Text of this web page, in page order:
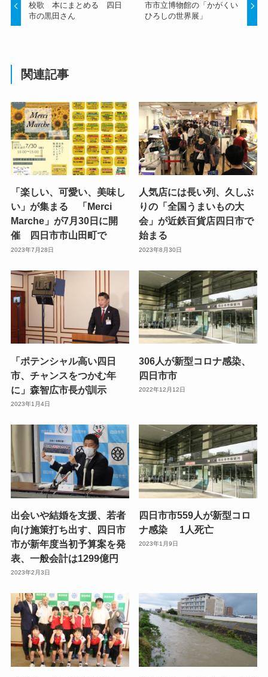
校歌 本にまとめる 四日
市の黒田さん
市市立博物館の「かがくい
ひろしの世界展」
関連記事
「楽しい、可愛い、美味し
い」が集まる 「Merci
Marche」が7月30日に開
催 四日市市山田町で
2023年7月28日
人気店には長い列、久しぶ
りの「全国うまいもの大
会」が近鉄百貨店四日市で
始まる
2023年8月30日
「ポテンシャル高い四日
市、チャンスをつかむ年
に」森智広市長が訓示
2023年1月4日
306人が新型コロナ感染、
四日市市
2022年12月12日
出会いや結婚を支援、若者
向け施策打ち出す、四日市
市が新年度当初予算案を発
表、一般会計は1299億円
2023年2月3日
四日市市559人が新型コロ
ナ感染 1人死亡
2023年1月9日